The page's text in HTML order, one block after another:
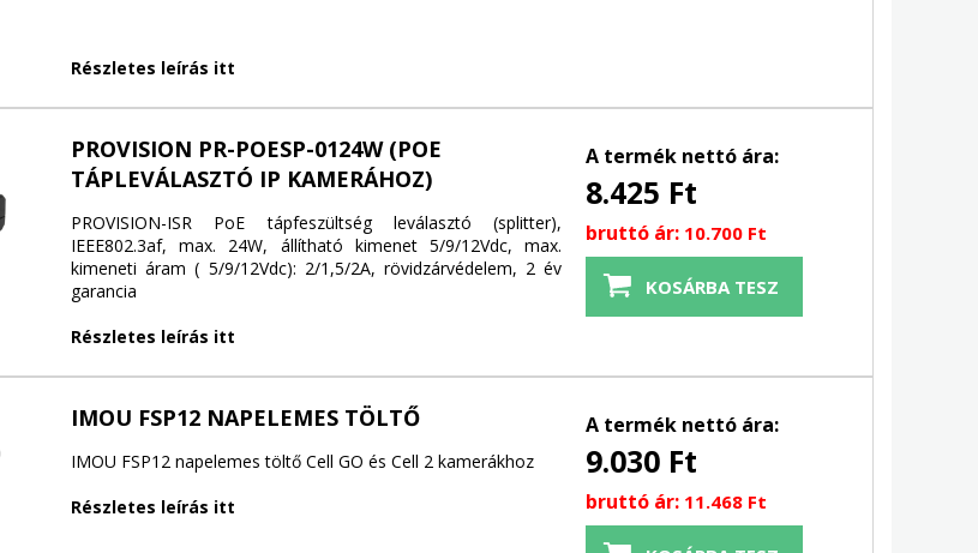
Részletes leírás itt
PROVISION PR-POESP-0124W (POE
TÁPLEVÁLASZTÓ IP KAMERÁHOZ)
PROVISION-ISR PoE tápfeszültség leválasztó (splitter),
IEEE802.3af, max. 24W, állítható kimenet 5/9/12Vdc, max.
kimeneti áram ( 5/9/12Vdc): 2/1,5/2A, rövidzárvédelem, 2 év
garancia
Részletes leírás itt
A termék nettó ára:
8.425 Ft
bruttó ár: 10.700 Ft
IMOU FSP12 NAPELEMES TÖLTŐ
IMOU FSP12 napelemes töltő Cell GO és Cell 2 kamerákhoz
Részletes leírás itt
A termék nettó ára:
9.030 Ft
bruttó ár: 11.468 Ft